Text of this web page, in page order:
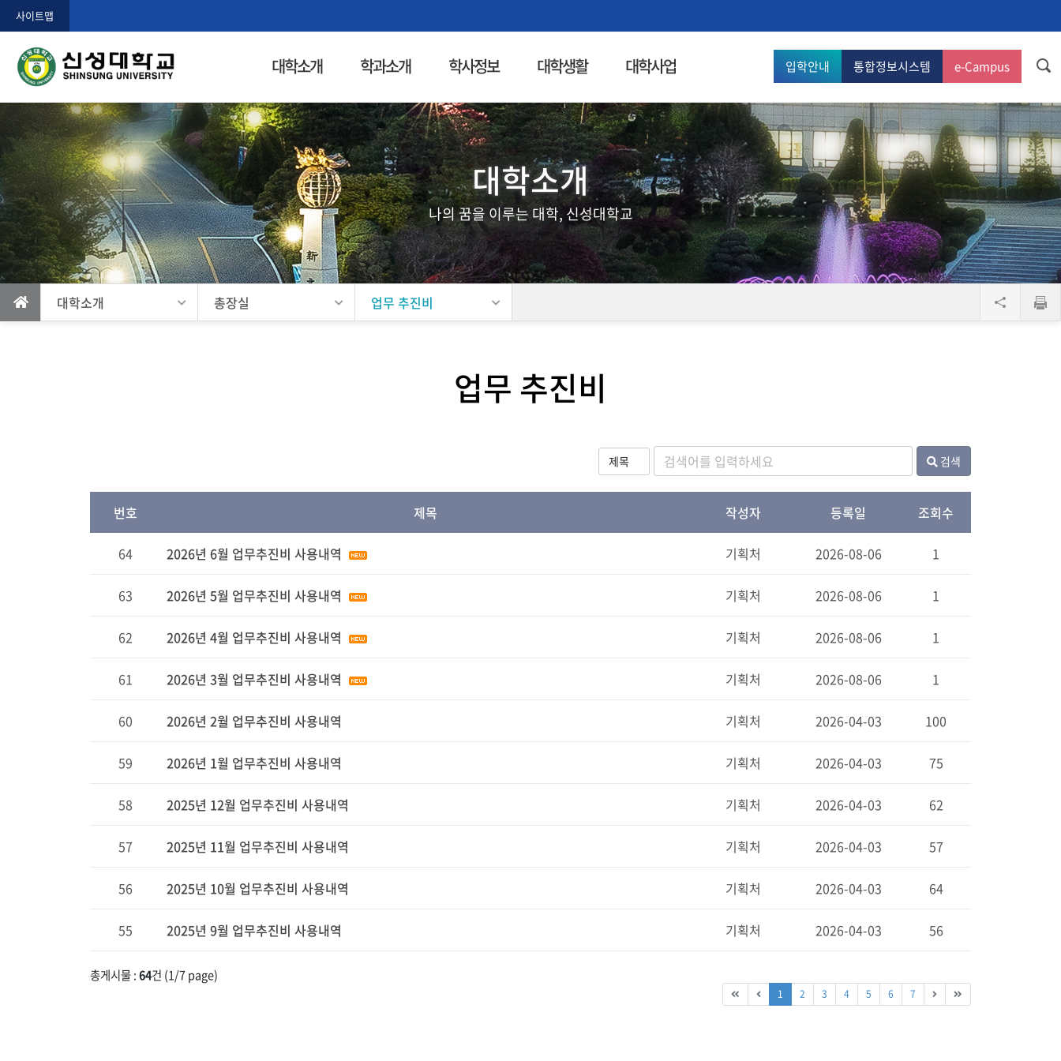
홈
으
로
가
기
사이트맵
대학소개 학과소개 학사정보 대학생활 대학사업 입학안내 통합정보시스템 e-Campus
대학소개
나의 꿈을 이루는 대학, 신성대학교
대학소개 총장실 업무 추진비
업무 추진비
검색
번호 제목 작성자 등록일 조회수
64 2026년 6월 업무추진비 사용내역 기획처 2026-08-06 1
63 2026년 5월 업무추진비 사용내역 기획처 2026-08-06 1
62 2026년 4월 업무추진비 사용내역 기획처 2026-08-06 1
61 2026년 3월 업무추진비 사용내역 기획처 2026-08-06 1
60 2026년 2월 업무추진비 사용내역 기획처 2026-04-03 100
59 2026년 1월 업무추진비 사용내역 기획처 2026-04-03 75
58 2025년 12월 업무추진비 사용내역 기획처 2026-04-03 62
57 2025년 11월 업무추진비 사용내역 기획처 2026-04-03 57
56 2025년 10월 업무추진비 사용내역 기획처 2026-04-03 64
55 2025년 9월 업무추진비 사용내역 기획처 2026-04-03 56
총게시물 :64건 (1/7 page)
1 2 3 4 5 6 7